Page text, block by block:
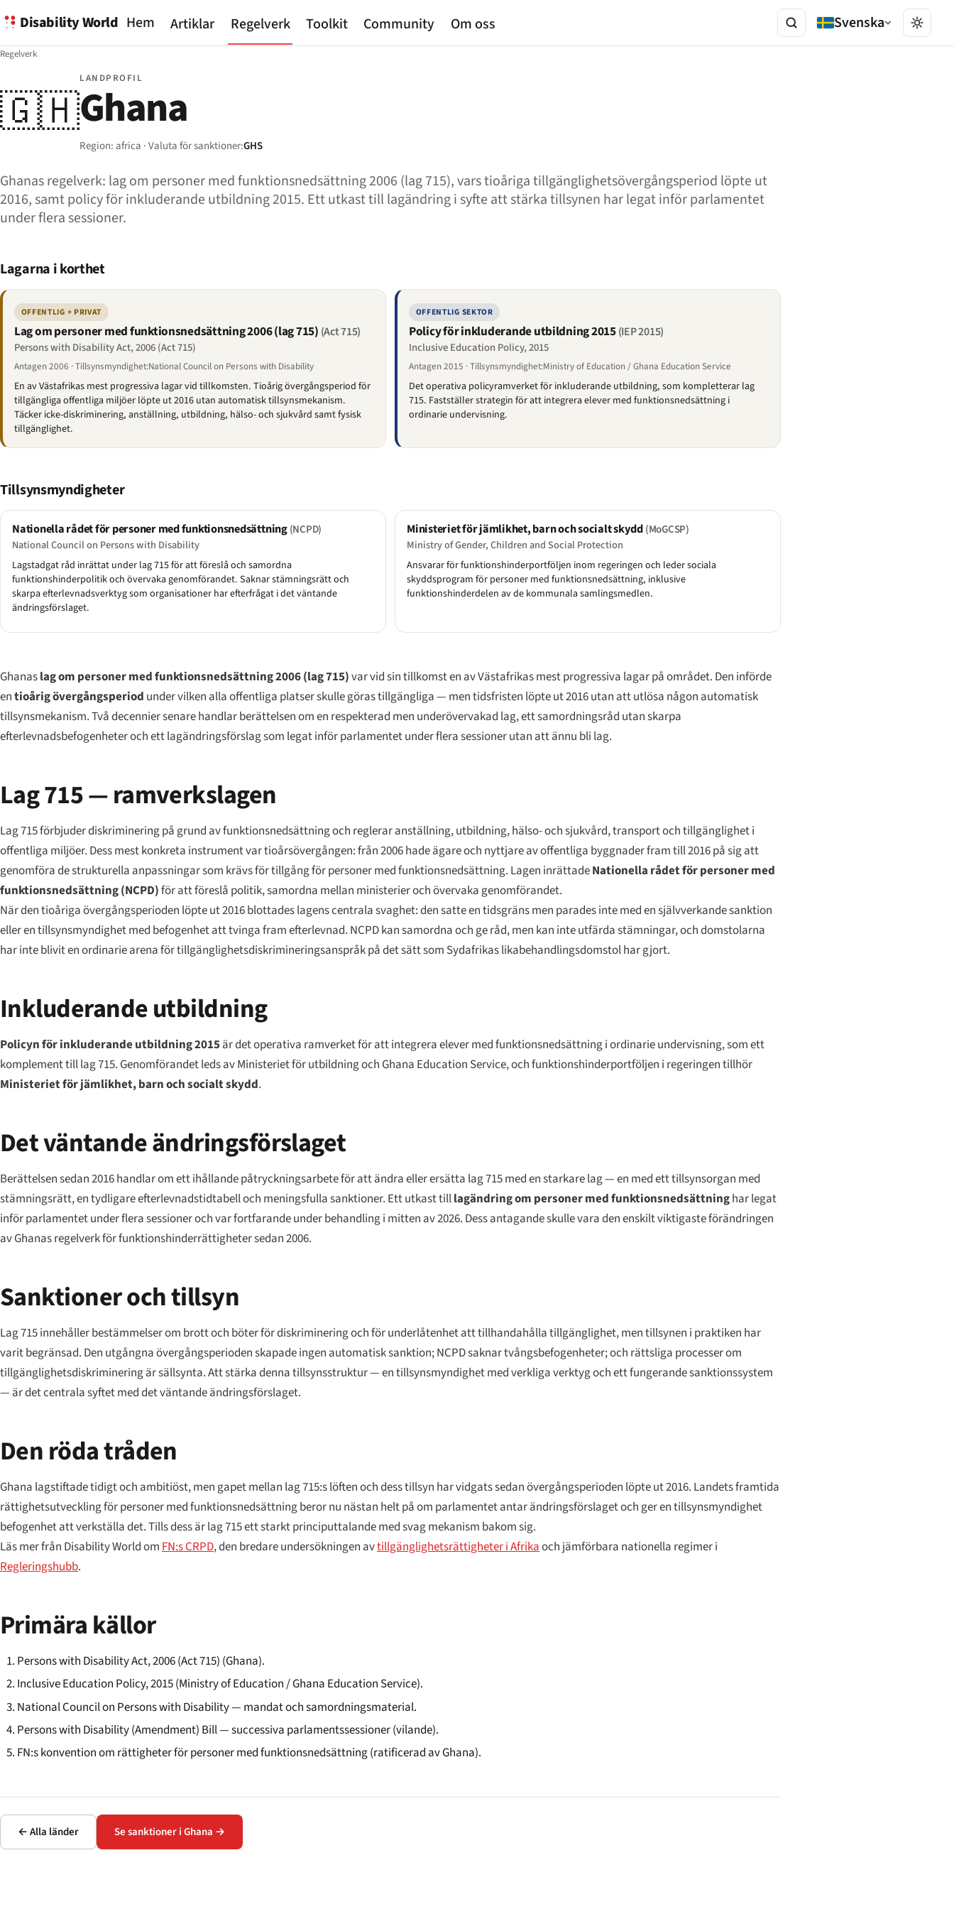
Disability World Hem Artiklar Regelverk Toolkit Community Om oss Svenska
Regelverk
🇬🇭
LANDPROFIL
Ghana
Region: africa · Valuta för sanktioner:GHS
Ghanas regelverk: lag om personer med funktionsnedsättning 2006 (lag 715), vars tioåriga tillgänglighetsövergångsperiod löpte ut
2016, samt policy för inkluderande utbildning 2015. Ett utkast till lagändring i syfte att stärka tillsynen har legat inför parlamentet
under flera sessioner.
Lagarna i korthet
OFFENTLIG + PRIVAT
Lag om personer med funktionsnedsättning 2006 (lag 715) (Act 715)
Persons with Disability Act, 2006 (Act 715)
Antagen 2006 · Tillsynsmyndighet:National Council on Persons with Disability
En av Västafrikas mest progressiva lagar vid tillkomsten. Tioårig övergångsperiod för
tillgängliga offentliga miljöer löpte ut 2016 utan automatisk tillsynsmekanism.
Täcker icke-diskriminering, anställning, utbildning, hälso- och sjukvård samt fysisk
tillgänglighet.
OFFENTLIG SEKTOR
Policy för inkluderande utbildning 2015(IEP 2015)
Inclusive Education Policy, 2015
Antagen 2015 · Tillsynsmyndighet:Ministry of Education / Ghana Education Service
Det operativa policyramverket för inkluderande utbildning, som kompletterar lag
715. Fastställer strategin för att integrera elever med funktionsnedsättning i
ordinarie undervisning.
Tillsynsmyndigheter
Nationella rådet för personer med funktionsnedsättning(NCPD)
National Council on Persons with Disability
Lagstadgat råd inrättat under lag 715 för att föreslå och samordna
funktionshinderpolitik och övervaka genomförandet. Saknar stämningsrätt och
skarpa efterlevnadsverktyg som organisationer har efterfrågat i det väntande
ändringsförslaget.
Ministeriet för jämlikhet, barn och socialt skydd(MoGCSP)
Ministry of Gender, Children and Social Protection
Ansvarar för funktionshinderportföljen inom regeringen och leder sociala
skyddsprogram för personer med funktionsnedsättning, inklusive
funktionshinderdelen av de kommunala samlingsmedlen.
Ghanaslag om personer med funktionsnedsättning 2006 (lag 715)var vid sin tillkomst en av Västafrikas mest progressiva lagar på området. Den införde
entioårig övergångsperiod under vilken alla offentliga platser skulle göras tillgängliga — men tidsfristen löpte ut 2016 utan att utlösa någon automatisk
tillsynsmekanism. Två decennier senare handlar berättelsen om en respekterad men underövervakad lag, ett samordningsråd utan skarpa
efterlevnadsbefogenheter och ett lagändringsförslag som legat inför parlamentet under flera sessioner utan att ännu bli lag.
Lag 715 — ramverkslagen
Lag 715 förbjuder diskriminering på grund av funktionsnedsättning och reglerar anställning, utbildning, hälso- och sjukvård, transport och tillgänglighet i
offentliga miljöer. Dess mest konkreta instrument var tioårsövergången: från 2006 hade ägare och nyttjare av offentliga byggnader fram till 2016 på sig att
genomföra de strukturella anpassningar som krävs för tillgång för personer med funktionsnedsättning. Lagen inrättadeNationella rådet för personer med
funktionsnedsättning (NCPD)för att föreslå politik, samordna mellan ministerier och övervaka genomförandet.
När den tioåriga övergångsperioden löpte ut 2016 blottades lagens centrala svaghet: den satte en tidsgräns men parades inte med en självverkande sanktion
eller en tillsynsmyndighet med befogenhet att tvinga fram efterlevnad. NCPD kan samordna och ge råd, men kan inte utfärda stämningar, och domstolarna
har inte blivit en ordinarie arena för tillgänglighetsdiskrimineringsanspråk på det sätt som Sydafrikas likabehandlingsdomstol har gjort.
Inkluderande utbildning
Policyn för inkluderande utbildning 2015är det operativa ramverket för att integrera elever med funktionsnedsättning i ordinarie undervisning, som ett
komplement till lag 715. Genomförandet leds av Ministeriet för utbildning och Ghana Education Service, och funktionshinderportföljen i regeringen tillhör
Ministeriet för jämlikhet, barn och socialt skydd.
Det väntande ändringsförslaget
Berättelsen sedan 2016 handlar om ett ihållande påtryckningsarbete för att ändra eller ersätta lag 715 med en starkare lag — en med ett tillsynsorgan med
stämningsrätt, en tydligare efterlevnadstidtabell och meningsfulla sanktioner. Ett utkast tilllagändring om personer med funktionsnedsättninghar legat
inför parlamentet under flera sessioner och var fortfarande under behandling i mitten av 2026. Dess antagande skulle vara den enskilt viktigaste förändringen
av Ghanas regelverk för funktionshinderrättigheter sedan 2006.
Sanktioner och tillsyn
Lag 715 innehåller bestämmelser om brott och böter för diskriminering och för underlåtenhet att tillhandahålla tillgänglighet, men tillsynen i praktiken har
varit begränsad. Den utgångna övergångsperioden skapade ingen automatisk sanktion; NCPD saknar tvångsbefogenheter; och rättsliga processer om
tillgänglighetsdiskriminering är sällsynta. Att stärka denna tillsynsstruktur — en tillsynsmyndighet med verkliga verktyg och ett fungerande sanktionssystem
— är det centrala syftet med det väntande ändringsförslaget.
Den röda tråden
Ghana lagstiftade tidigt och ambitiöst, men gapet mellan lag 715:s löften och dess tillsyn har vidgats sedan övergångsperioden löpte ut 2016. Landets framtida
rättighetsutveckling för personer med funktionsnedsättning beror nu nästan helt på om parlamentet antar ändringsförslaget och ger en tillsynsmyndighet
befogenhet att verkställa det. Tills dess är lag 715 ett starkt principuttalande med svag mekanism bakom sig.
Läs mer från Disability World omFN:s CRPD, den bredare undersökningen avtillgänglighetsrättigheter i Afrikaoch jämförbara nationella regimer i
Regleringshubb.
Primära källor
Persons with Disability Act, 2006 (Act 715) (Ghana).
Inclusive Education Policy, 2015 (Ministry of Education / Ghana Education Service).
National Council on Persons with Disability — mandat och samordningsmaterial.
Persons with Disability (Amendment) Bill — successiva parlamentssessioner (vilande).
FN:s konvention om rättigheter för personer med funktionsnedsättning (ratificerad av Ghana).
← Alla länder Se sanktioner i Ghana →